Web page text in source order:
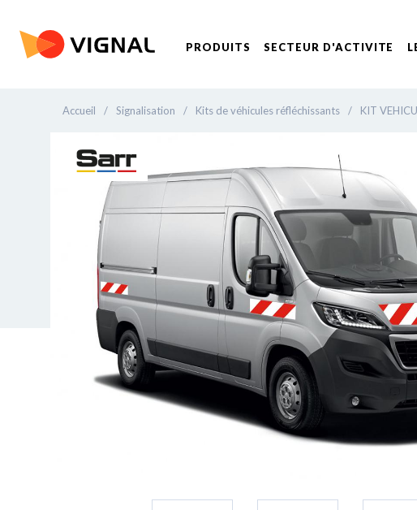
PRODUITS SECTEUR D'ACTIVITE
Accueil / Signalisation / Kits de véhicules réfléchissants / KIT